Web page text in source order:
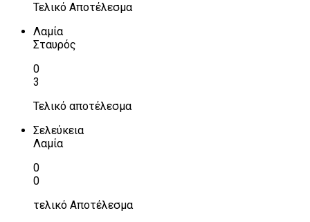
Τελικό Αποτέλεσμα
Λαμία
Σταυρός
0
3
Τελικό αποτέλεσμα
Σελεύκεια
Λαμία
0
0
τελικό Αποτέλεσμα